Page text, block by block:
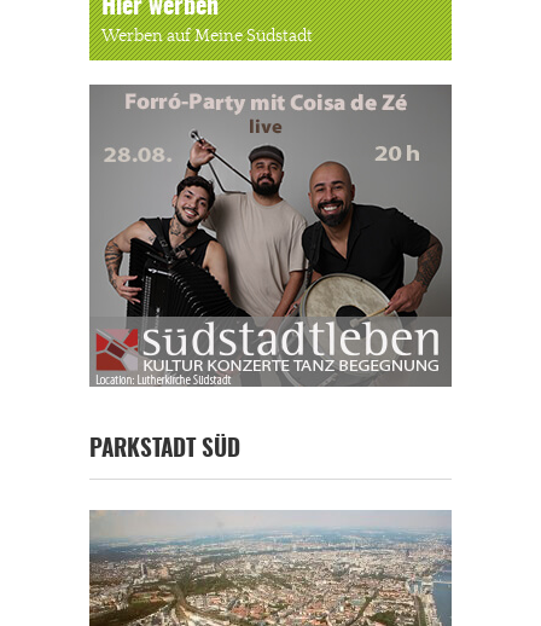
Hier werben
Werben auf Meine Südstadt
PARKSTADT SÜD